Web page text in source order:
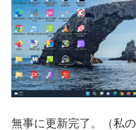
無事に更新完了。（私